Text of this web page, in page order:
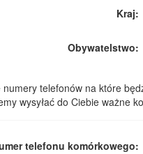
Kraj:
Obywatelstwo:
telefonów na które
wysyłać do Ciebie ważne
telefonu komórkowego: